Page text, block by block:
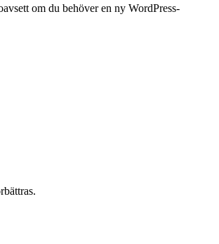
om du behöver en ny WordPress-